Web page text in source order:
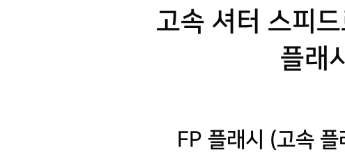
고속 셔터 스피
플래
FP 플래시 (고속 플